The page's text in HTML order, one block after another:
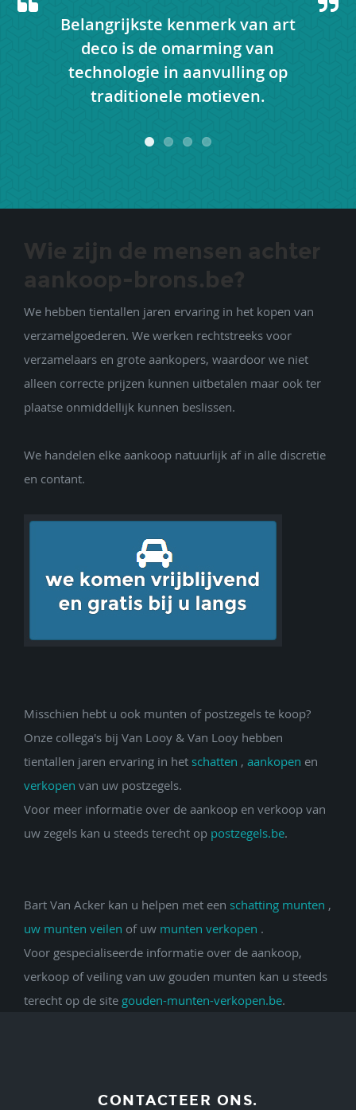
Belangrijkste kenmerk van art
deco is de omarming van
technologie in aanvulling op
traditionele motieven.
Wie zijn de mensen achter
aankoop-brons.be?
We hebben tientallen jaren ervaring in het kopen van
verzamelgoederen. We werken rechtstreeks voor
verzamelaars en grote aankopers, waardoor we niet
alleen correcte prijzen kunnen uitbetalen maar ook ter
plaatse onmiddellijk kunnen beslissen.
We handelen elke aankoop natuurlijk af in alle discretie
en contant.
Misschien hebt u ook munten of postzegels te koop?
Onze collega's bij Van Looy & Van Looy hebben
tientallen jaren ervaring in het schatten , aankopen en
verkopen van uw postzegels.
Voor meer informatie over de aankoop en verkoop van
uw zegels kan u steeds terecht op postzegels.be.
Bart Van Acker kan u helpen met een schatting munten ,
uw munten veilen of uw munten verkopen .
Voor gespecialiseerde informatie over de aankoop,
verkoop of veiling van uw gouden munten kan u steeds
terecht op de site gouden-munten-verkopen.be.
CONTACTEER ONS.